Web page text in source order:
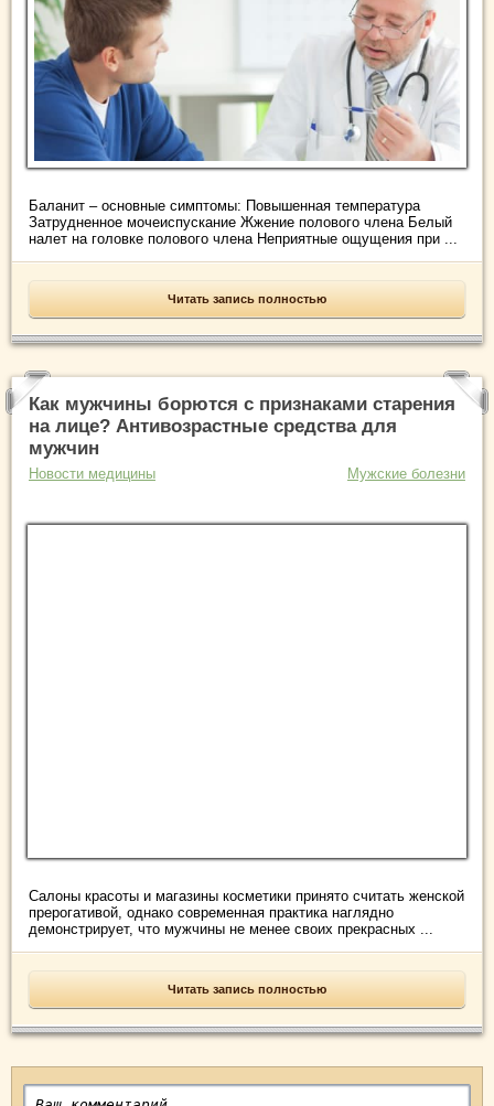
Баланит – основные симптомы: Повышенная температура
Затрудненное мочеиспускание Жжение полового члена Белый
налет на головке полового члена Неприятные ощущения при ...
Читать запись полностью
Как мужчины борются с признаками старения
на лице? Антивозрастные средства для
мужчин
Новости медицины Мужские болезни
​Салоны красоты и магазины косметики принято считать женской
прерогативой, однако современная практика наглядно
демонстрирует, что мужчины не менее своих прекрасных ...
Читать запись полностью